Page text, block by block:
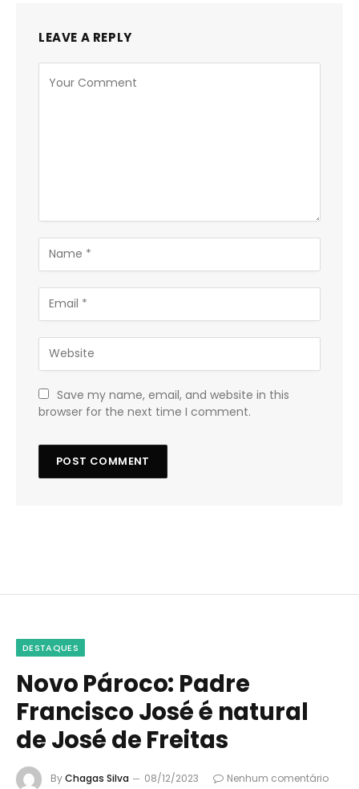
LEAVE A REPLY
Save my name, email, and website in this
browser for the next time I comment.
DESTAQUES
Novo Pároco: Padre
Francisco José é natural
de José de Freitas
ByChagas Silva 08/12/2023
Nenhum comentário